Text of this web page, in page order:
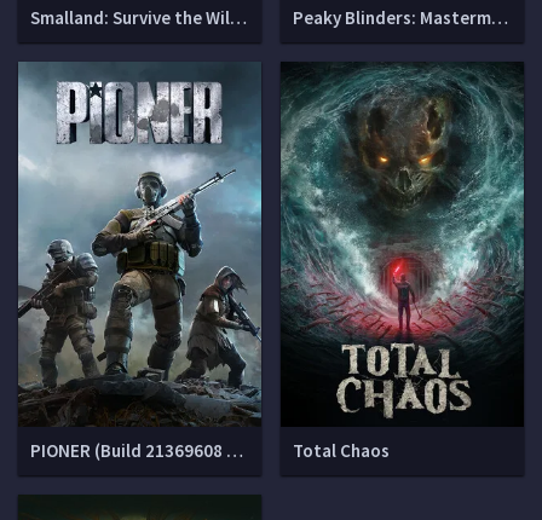
Smalland: Survive the Wilds (2.2.1 + DLC) Peaky Blinders: Mastermind
PIONER (Build 21369608 + DLC) Total Chaos